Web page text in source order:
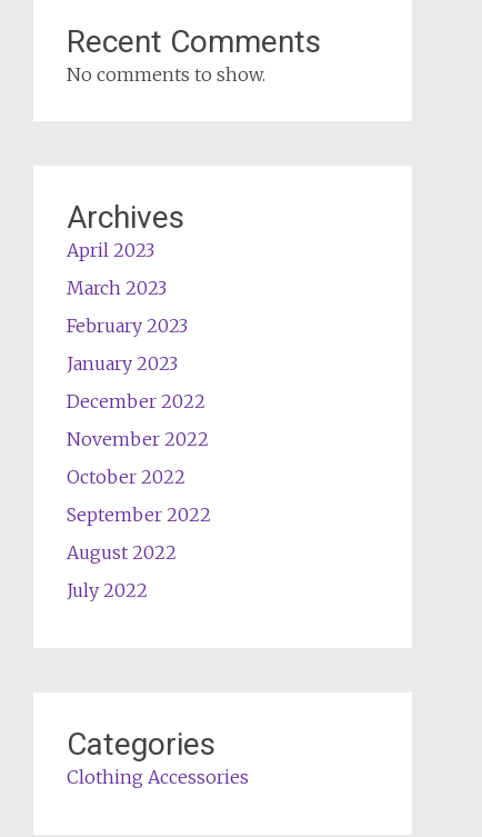
Recent Comments
No comments to show.
Archives
April 2023
March 2023
February 2023
January 2023
December 2022
November 2022
October 2022
September 2022
August 2022
July 2022
Categories
Clothing Accessories